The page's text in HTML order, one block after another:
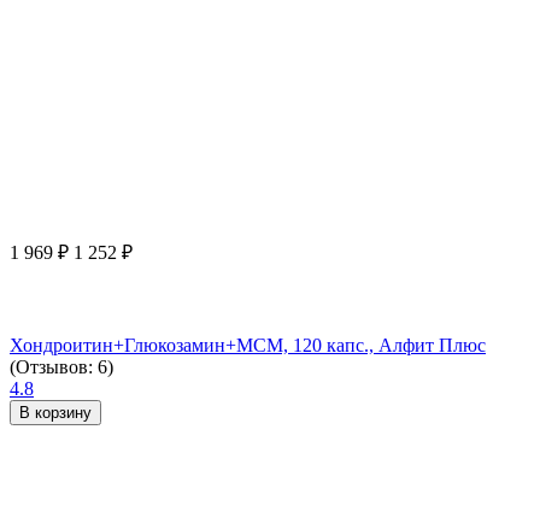
1 969 ₽ 1 252 ₽
Хондроитин+Глюкозамин+МСМ, 120 капс., Алфит Плюс
(Отзывов: 6)
4.8
В корзину